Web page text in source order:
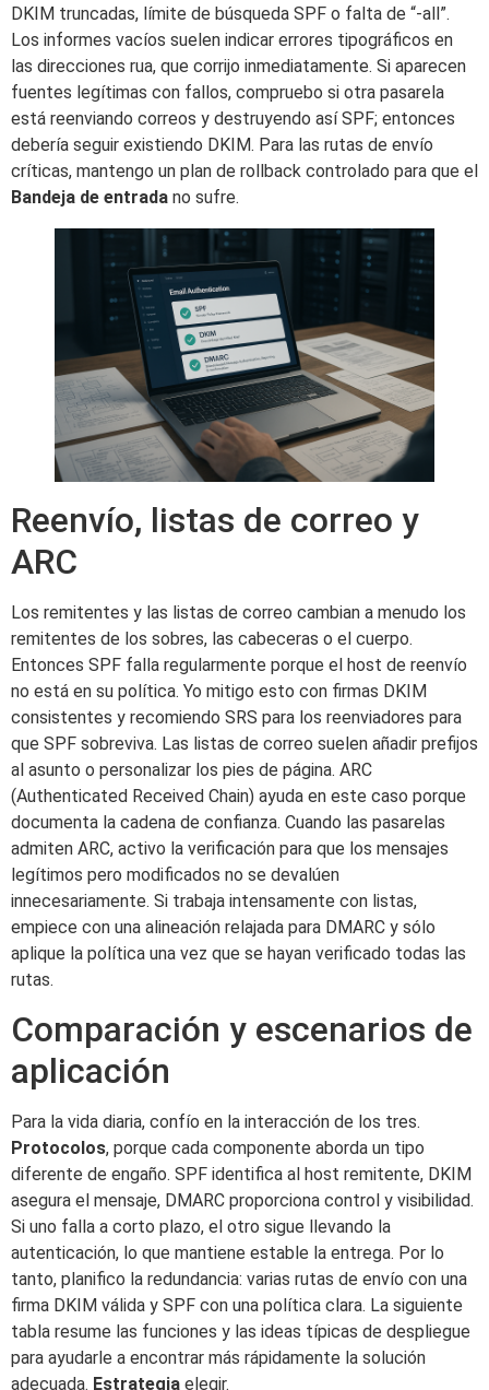
DKIM truncadas, límite de búsqueda SPF o falta de “-all”.
Los informes vacíos suelen indicar errores tipográficos en
las direcciones rua, que corrijo inmediatamente. Si aparecen
fuentes legítimas con fallos, compruebo si otra pasarela
está reenviando correos y destruyendo así SPF; entonces
debería seguir existiendo DKIM. Para las rutas de envío
críticas, mantengo un plan de rollback controlado para que el
Bandeja de entrada no sufre.
Reenvío, listas de correo y
ARC
Los remitentes y las listas de correo cambian a menudo los
remitentes de los sobres, las cabeceras o el cuerpo.
Entonces SPF falla regularmente porque el host de reenvío
no está en su política. Yo mitigo esto con firmas DKIM
consistentes y recomiendo SRS para los reenviadores para
que SPF sobreviva. Las listas de correo suelen añadir prefijos
al asunto o personalizar los pies de página. ARC
(Authenticated Received Chain) ayuda en este caso porque
documenta la cadena de confianza. Cuando las pasarelas
admiten ARC, activo la verificación para que los mensajes
legítimos pero modificados no se devalúen
innecesariamente. Si trabaja intensamente con listas,
empiece con una alineación relajada para DMARC y sólo
aplique la política una vez que se hayan verificado todas las
rutas.
Comparación y escenarios de
aplicación
Para la vida diaria, confío en la interacción de los tres.
Protocolos, porque cada componente aborda un tipo
diferente de engaño. SPF identifica al host remitente, DKIM
asegura el mensaje, DMARC proporciona control y visibilidad.
Si uno falla a corto plazo, el otro sigue llevando la
autenticación, lo que mantiene estable la entrega. Por lo
tanto, planifico la redundancia: varias rutas de envío con una
firma DKIM válida y SPF con una política clara. La siguiente
tabla resume las funciones y las ideas típicas de despliegue
para ayudarle a encontrar más rápidamente la solución
adecuada. Estrategia elegir.